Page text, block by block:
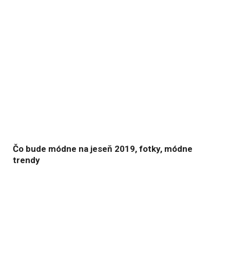
Čo bude módne na jeseň 2019, fotky, módne
trendy